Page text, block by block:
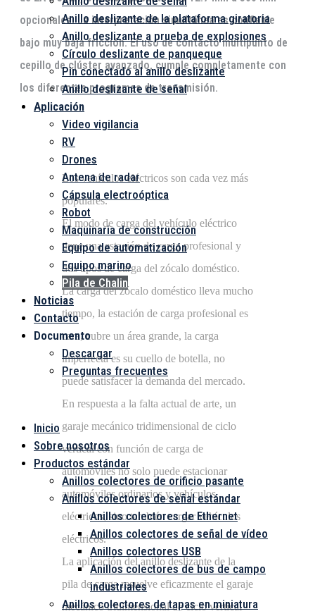
Anillo deslizante de la plataforma giratoria
Anillo deslizante a prueba de explosiones
Círculo deslizante de panqueque
Pin conectado al anillo deslizante
Anillo deslizante de señal
Aplicación
Video vigilancia
RV
Drones
Antena de radar
Cápsula electroóptica
Robot
Maquinaria de construcción
Equipo de automatización
Equipo marino
Pila de Chalin
Noticias
Contacto
Documento
Descargar
Preguntas frecuentes
Inicio
Sobre nosotros
Productos estándar
Anillos colectores de orificio pasante
Anillos colectores de señal estándar
Anillos colectores de Ethernet
Anillos colectores de señal de vídeo
Anillos colectores USB
Anillos colectores de bus de campo
industriales
Anillos colectores de tapas en miniatura
opcionales. La interpretación simultánea es confiable
bajo muy baja fricción. El uso de contacto multipunto de
cepillo de clúster avanzado, cumple completamente con
los diferentes programas de transmisión.
Los vehículos eléctricos son cada vez más
populares.
El modo de carga del vehículo eléctrico
tiene una estación de carga profesional y
dos tipos de carga del zócalo doméstico.
La carga del zócalo doméstico lleva mucho
tiempo, la estación de carga profesional es
cara, cubre un área grande, la carga
imperfecta es su cuello de botella, no
puede satisfacer la demanda del mercado.
En respuesta a la falta actual de arte, un
garaje mecánico tridimensional de ciclo
vertical con función de carga de
automóviles no solo puede estacionar
automóviles ordinarios y vehículos
eléctricos, sino también cargar vehículos
eléctricos.
La aplicación del anillo deslizante de la
pila de carga resuelve eficazmente el garaje
mecánico tridimensional de ciclo vertical